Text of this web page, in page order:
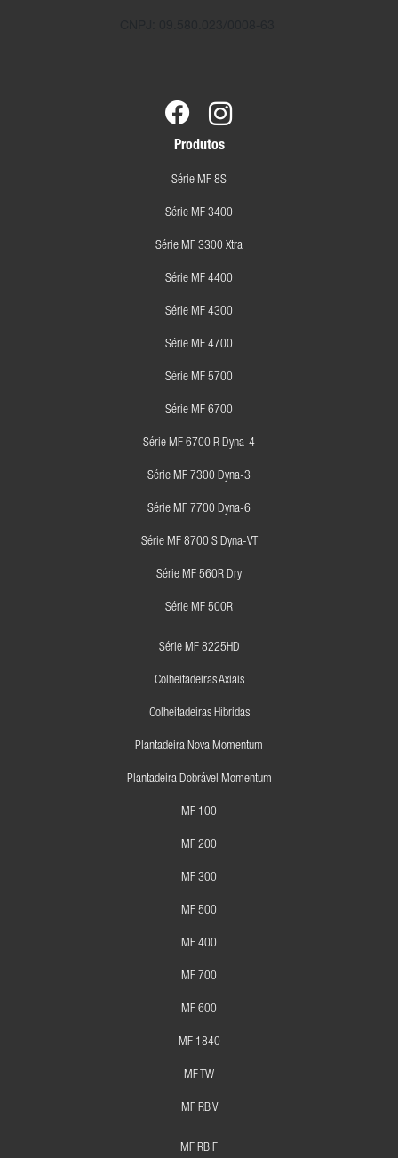
Produtos
Série MF 8S
Série MF 3400
Série MF 3300 Xtra
Série MF 4400
Série MF 4300
Série MF 4700
Série MF 5700
Série MF 6700
Série MF 6700 R Dyna-4
Série MF 7300 Dyna-3
Série MF 7700 Dyna-6
Série MF 8700 S Dyna-VT
Série MF 560R Dry
Série MF 500R
Série MF 8225HD
Colheitadeiras Axiais
Colheitadeiras Híbridas
Plantadeira Nova Momentum
Plantadeira Dobrável Momentum
MF 100
MF 200
MF 300
MF 500
MF 400
MF 700
MF 600
MF 1840
MF TW
MF RB V
MF RB F